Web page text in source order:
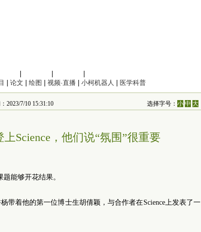
论文 绘图 视频·直播 小柯机器人 医学科普
2023/7/10 15:31:10 选择字号：小 中 大
Science，他们说“氛围”很重要
能够开花结果。
带着他的第一位博士生胡倩颖，与合作者在Science上发表了一